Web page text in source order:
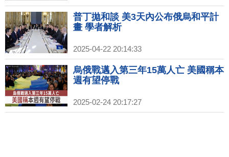
普丁拋和談 美3天內公布俄烏和平計
畫 學者解析
2025-04-22 20:14:33
烏俄戰邁入第三年15萬人亡 美國稱本
週有望停戰
2025-02-24 20:17:27